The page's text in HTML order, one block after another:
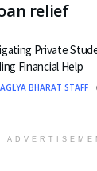
relief
Private
Financial Help
BHARAT STAFF